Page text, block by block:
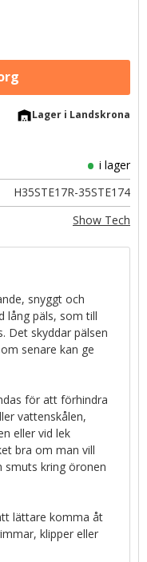
warehouseLager i Landskrona
i lager
H35STE17R-35STE174
Show Tech
snyggt och
lång päls, som till
Det skyddar pälsen
senare kan ge
för att förhindra
vattenskålen,
eller vid lek
bra om man vill
kring öronen
lättare komma åt
klipper eller